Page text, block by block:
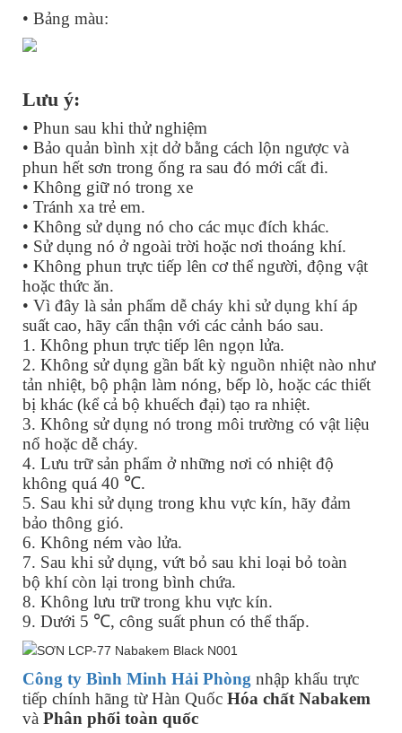
• Bảng màu:
Lưu ý:
• Phun sau khi thử nghiệm
• Bảo quản bình xịt dở bằng cách lộn ngược và
phun hết sơn trong ống ra sau đó mới cất đi.
• Không giữ nó trong xe
• Tránh xa trẻ em.
• Không sử dụng nó cho các mục đích khác.
• Sử dụng nó ở ngoài trời hoặc nơi thoáng khí.
• Không phun trực tiếp lên cơ thể người, động vật
hoặc thức ăn.
• Vì đây là sản phẩm dễ cháy khi sử dụng khí áp
suất cao, hãy cẩn thận với các cảnh báo sau.
1. Không phun trực tiếp lên ngọn lửa.
2. Không sử dụng gần bất kỳ nguồn nhiệt nào như
tản nhiệt, bộ phận làm nóng, bếp lò, hoặc các thiết
bị khác (kể cả bộ khuếch đại) tạo ra nhiệt.
3. Không sử dụng nó trong môi trường có vật liệu
nổ hoặc dễ cháy.
4. Lưu trữ sản phẩm ở những nơi có nhiệt độ
không quá 40 ℃.
5. Sau khi sử dụng trong khu vực kín, hãy đảm
bảo thông gió.
6. Không ném vào lửa.
7. Sau khi sử dụng, vứt bỏ sau khi loại bỏ toàn
bộ khí còn lại trong bình chứa.
8. Không lưu trữ trong khu vực kín.
9. Dưới 5 ℃, công suất phun có thể thấp.
Công ty Bình Minh Hải Phòng nhập khẩu trực
tiếp chính hãng từ Hàn Quốc Hóa chất Nabakem
và Phân phối toàn quốc